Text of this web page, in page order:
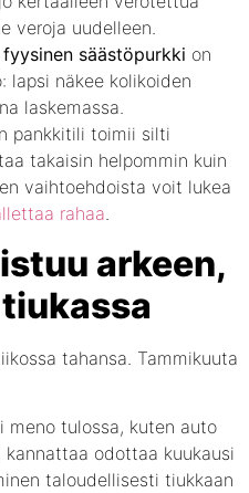
veroja uudelleen.
fyysinen säästöpurkki on
lapsi näkee kolikoiden
laskemassa.
pankkitili toimii silti
takaisin helpommin kuin
vaihtoehdoista voit lukea
rahaa.
arkeen,
tahansa. Tammikuuta
meno tulossa, kuten auto
odottaa kuukausi
taloudellisesti tiukkaan